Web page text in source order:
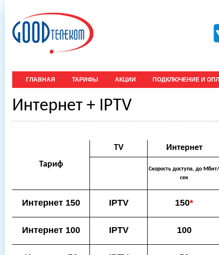
ГЛАВНАЯ ТАРИФЫ АКЦИИ ПОДКЛЮЧЕНИЕ И
Интернет + IPTV
Тариф
TV Интернет
Скорость доступа, до Мбит/
сек
Интернет 150 IPTV 150*
Интернет 100 IPTV 100